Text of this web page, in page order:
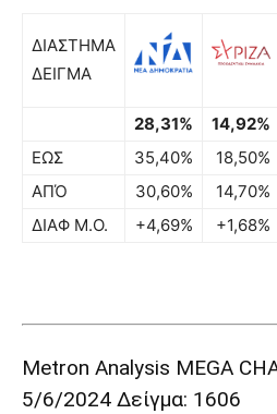
ΔΙΑΣΤΗΜΑ
ΔΕΙΓΜΑ
28,31% 14,92%
ΕΩΣ
35,40% 18,50%
ΑΠΌ
30,60% 14,70%
ΔΙΑΦ Μ.Ο.
+4,69% +1,68%
Metron Analysis MEGA
5/6/2024 Δείγμα: 1606